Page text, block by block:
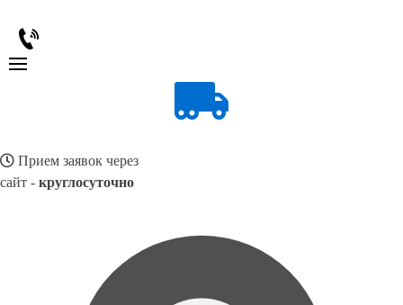
Прием заявок через
сайт - круглосуточно